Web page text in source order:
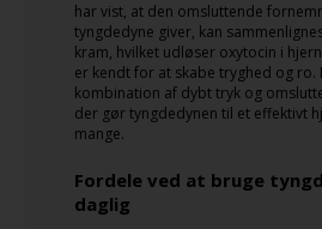
har vist, at den omsluttende
tyngdedyne giver, kan
kram, hvilket udløser oxytocin i
er kendt for at skabe tryghed og ro.
kombination af dybt tryk og
der gør tyngdedynen til et effektivt
mange.
Fordele ved at bruge
daglig